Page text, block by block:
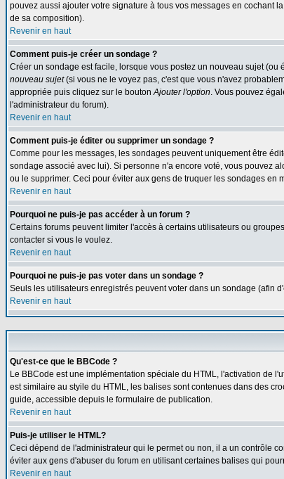
pouvez aussi ajouter votre signature à tous vos messages en cochant
de sa composition).
Revenir en haut
Comment puis-je créer un sondage ?
Créer un sondage est facile, lorsque vous postez un nouveau sujet
nouveau sujet(si vous ne le voyez pas, c'est que vous n'avez
appropriée puis cliquez sur le boutonAjouter l'option. Vous pouvez
l'administrateur du forum).
Revenir en haut
Comment puis-je éditer ou supprimer un sondage ?
Comme pour les messages, les sondages peuvent uniquement être
sondage associé avec lui). Si personne n'a encore voté, vous pouvez
ou le supprimer. Ceci pour éviter aux gens de truquer les sondages
Revenir en haut
Pourquoi ne puis-je pas accéder à un forum ?
Certains forums peuvent limiter l'accès à certains utilisateurs ou
contacter si vous le voulez.
Revenir en haut
Pourquoi ne puis-je pas voter dans un sondage ?
Seuls les utilisateurs enregistrés peuvent voter dans un sondage (afin
Revenir en haut
Qu'est-ce que le BBCode ?
Le BBCode est une implémentation spéciale du HTML, l'activation de
est similaire au styile du HTML, les balises sont contenues dans des
guide, accessible depuis le formulaire de publication.
Revenir en haut
Puis-je utiliser le HTML?
Ceci dépend de l'administrateur qui le permet ou non, il a un contrôle
éviter aux gens d'abuser du forum en utilisant certaines balises qui
Revenir en haut